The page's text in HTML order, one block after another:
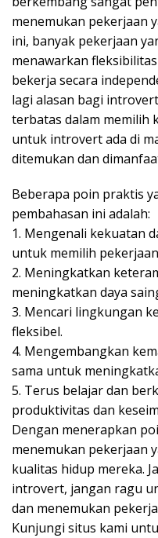
menemukan pekerjaan
ini, banyak pekerjaan
menawarkan
bekerja secara
lagi alasan bagi
terbatas dalam memilih
untuk introvert ada di
ditemukan dan
Beberapa poin praktis
pembahasan ini adalah:
1. Mengenali kekuatan
untuk memilih
2. Meningkatkan
meningkatkan daya
3. Mencari lingkungan
fleksibel.
4. Mengembangkan
sama untuk
5. Terus belajar dan
produktivitas dan
Dengan menerapkan
menemukan pekerjaan
kualitas hidup mereka.
introvert, jangan ragu
dan menemukan
Kunjungi situs kami